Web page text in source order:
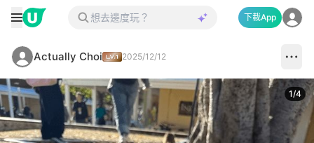
下載App
Actually Choi 2025/12/12
1/4